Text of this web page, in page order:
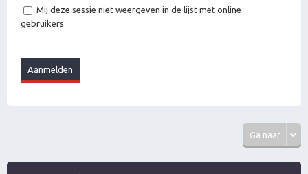
Mij deze sessie niet weergeven in de lijst met online
gebruikers
Ga naar